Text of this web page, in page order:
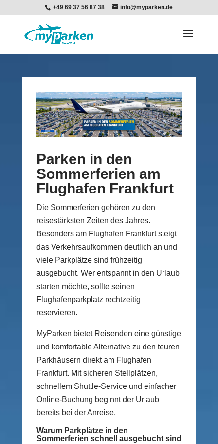
+49 69 37 56 87 38 info@myparken.de
Parken in den
Sommerferien am
Flughafen Frankfurt
Die Sommerferien gehören zu den
reisestärksten Zeiten des Jahres.
Besonders am Flughafen Frankfurt steigt
das Verkehrsaufkommen deutlich an und
viele Parkplätze sind frühzeitig
ausgebucht. Wer entspannt in den Urlaub
starten möchte, sollte seinen
Flughafenparkplatz rechtzeitig
reservieren.
MyParken bietet Reisenden eine günstige
und komfortable Alternative zu den teuren
Parkhäusern direkt am Flughafen
Frankfurt. Mit sicheren Stellplätzen,
schnellem Shuttle-Service und einfacher
Online-Buchung beginnt der Urlaub
bereits bei der Anreise.
Warum Parkplätze in den
Sommerferien schnell ausgebucht sind